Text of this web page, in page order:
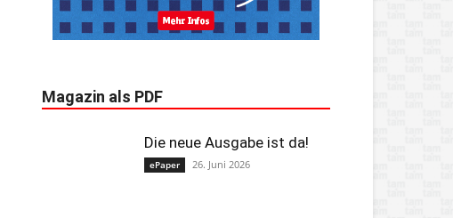
Magazin als PDF
Die neue Ausgabe ist da!
ePaper 26. Juni 2026